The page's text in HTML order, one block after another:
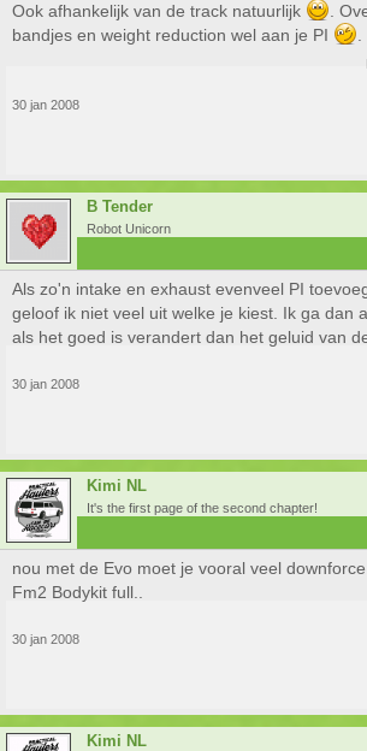
Ook afhankelijk van de track natuurlijk
.
bandjes en weight reduction wel aan je PI
30 jan 2008
B Tender
Robot Unicorn
Als zo'n intake en exhaust evenveel PI
geloof ik niet veel uit welke je kiest. Ik ga dan
als het goed is verandert dan het geluid van
30 jan 2008
Kimi NL
It's the first page of the second chapter!
nou met de Evo moet je vooral veel
Fm2 Bodykit full..
30 jan 2008
Kimi NL